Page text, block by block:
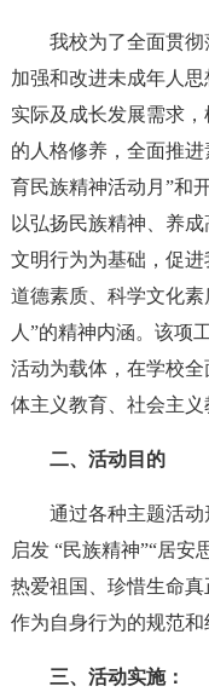
我校为了全面贯
加强和改进未成年人
实际及成长发展需求
的人格修养，全面推
育民族精神活动月”和
以弘扬民族精神、养
文明行为为基础，促
道德素质、科学文化
人”的精神内涵。该项
活动为载体，在学校
体主义教育、社会主义
二、活动目的
通过各种主题活
启发 “民族精神”“居
热爱祖国、珍惜生命
作为自身行为的规范和
三、活动实施：